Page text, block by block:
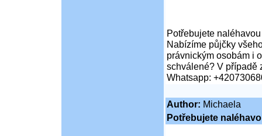
Potřebujete
Nabízíme půjčky
právnickým osobám i
schválené? V případě
Whatsapp:
Author: Michaela
Potřebujete